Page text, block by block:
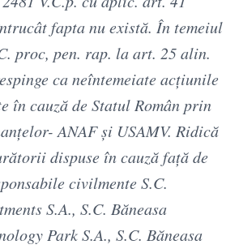
fapta nu există. În temeiul
proc, pen. rap. la art. 25 alin.
ca neîntemeiate acţiunile
în cauză de Statul Român prin
ANAF şi USAMV. Ridică
dispuse în cauză faţă de
civilmente S.C.
S.A., S.C. Băneasa
Park S.A., S.C. Băneasa